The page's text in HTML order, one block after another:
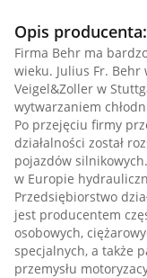
Opis producenta:
Firma Behr ma
wieku. Julius Fr. Behr
Veigel&Zoller w
wytwarzaniem
Po przejęciu firmy
działalności został
pojazdów
w Europie
Przedsiębiorstwo
jest producentem
osobowych,
specjalnych, a także
przemysłu